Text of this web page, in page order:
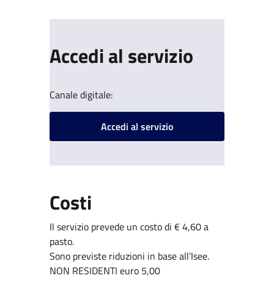
Accedi al servizio
Canale digitale:
Accedi al servizio
Costi
Il servizio prevede un costo di € 4,60 a
pasto.
Sono previste riduzioni in base all’Isee.
NON RESIDENTI euro 5,00